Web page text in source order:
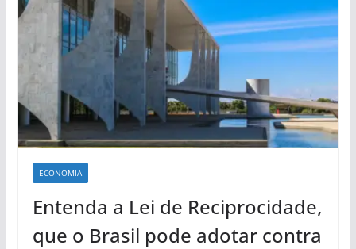
ECONOMIA
Entenda a Lei de Reciprocidade,
que o Brasil pode adotar contra